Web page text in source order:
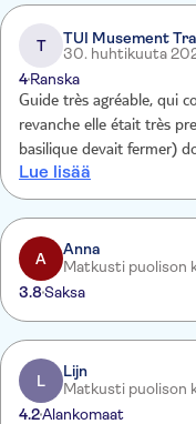
T
TUI Musement
30. huhtikuuta
4Ranska
Guide très agréable, qui
revanche elle était très
basilique devait fermer)
peu de temps pour
monument.
Lue lisää
A
Anna
Matkusti puolison
3.8Saksa
L
Lijn
Matkusti puolison
4.2Alankomaat